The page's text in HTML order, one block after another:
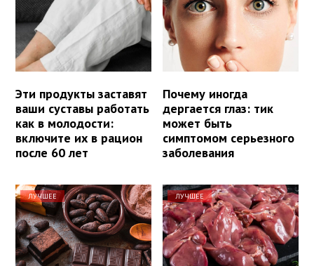
Эти продукты заставят
ваши суставы работать
как в молодости:
включите их в рацион
после 60 лет
Почему иногда
дергается глаз: тик
может быть
симптомом серьезного
заболевания
ЛУЧШЕЕ ЛУЧШЕЕ